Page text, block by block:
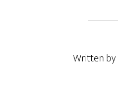
Written by